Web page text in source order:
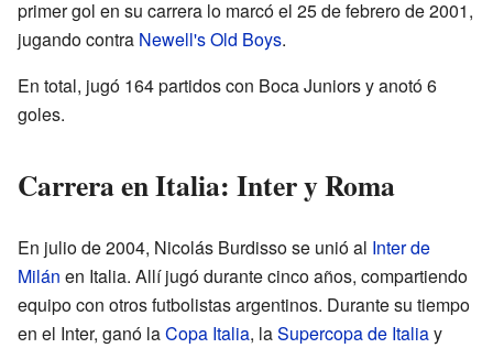
primer gol en su carrera lo marcó el 25 de febrero de 2001,
jugando contra Newell's Old Boys.
En total, jugó 164 partidos con Boca Juniors y anotó 6
goles.
Carrera en Italia: Inter y Roma
En julio de 2004, Nicolás Burdisso se unió al Inter de
Milán en Italia. Allí jugó durante cinco años, compartiendo
equipo con otros futbolistas argentinos. Durante su tiempo
en el Inter, ganó laCopa Italia, laSupercopa de Italiay